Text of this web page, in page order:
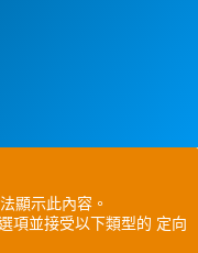
顯示此內容。
項並接受以下類型的 定向